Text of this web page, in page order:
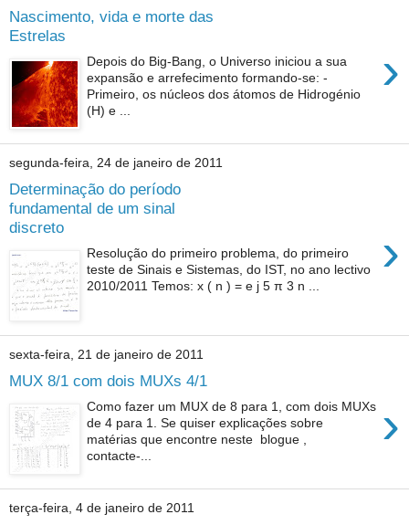
Nascimento, vida e morte das
Estrelas
›
Depois do Big-Bang, o Universo iniciou a sua
expansão e arrefecimento formando-se: -
Primeiro, os núcleos dos átomos de Hidrogénio
(H) e ...
segunda-feira, 24 de janeiro de 2011
Determinação do período
fundamental de um sinal
discreto
›
Resolução do primeiro problema, do primeiro
teste de Sinais e Sistemas, do IST, no ano lectivo
2010/2011 Temos: x ( n ) = e j 5 π 3 n ...
sexta-feira, 21 de janeiro de 2011
MUX 8/1 com dois MUXs 4/1
›
Como fazer um MUX de 8 para 1, com dois MUXs
de 4 para 1. Se quiser explicações sobre
matérias que encontre neste blogue ,
contacte-...
terça-feira, 4 de janeiro de 2011